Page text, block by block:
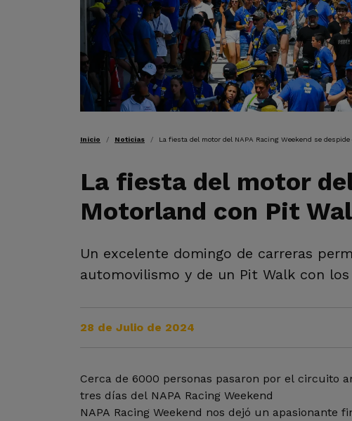
RUTA DE
Inicio Noticias La fiesta del motor del NAPA Racing Weekend se
La fiesta del motor
Motorland con Pit
Un excelente domingo de carreras
automovilismo y de un Pit Walk con
28 de Julio de 2024
Cerca de 6000 personas pasaron por el circuito
tres días del NAPA Racing Weekend
NAPA Racing Weekend nos dejó un apasionante